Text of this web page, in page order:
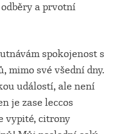
a prvotní
spokojenost s
mimo své všední dny.
událostí, ale není
je zase leccos
vypité, citrony